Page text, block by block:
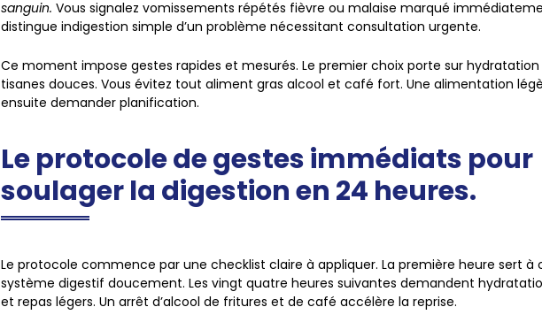
sanguin. Vous signalez vomissements répétés fièvre ou malaise marqué
distingue indigestion simple d’un problème nécessitant consultation urgente.
Ce moment impose gestes rapides et mesurés. Le premier choix porte sur
tisanes douces. Vous évitez tout aliment gras alcool et café fort. Une alimentation
ensuite demander planification.
Le protocole de gestes immédiats pour
soulager la digestion en 24 heures.
Le protocole commence par une checklist claire à appliquer. La première heure sert à
système digestif doucement. Les vingt quatre heures suivantes demandent
et repas légers. Un arrêt d’alcool de fritures et de café accélère la reprise.